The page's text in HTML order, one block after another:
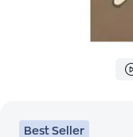
Best Seller